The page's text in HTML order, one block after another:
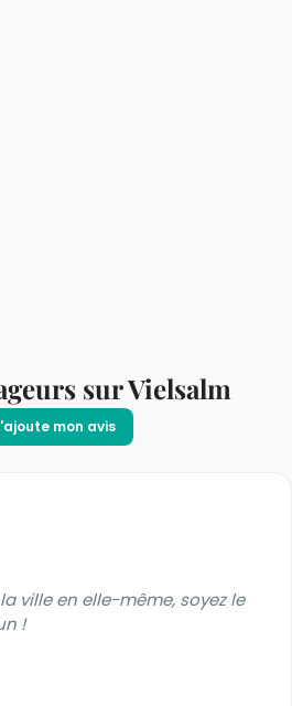
sur Vielsalm
mon avis
ville en elle-même, soyez le
!